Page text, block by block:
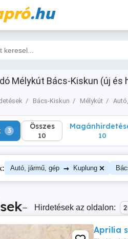
.hu
Mélykút Bács-Kiskun (új és
Bács-Kiskun Mélykút
3 Összes
10
3 Összes
10 10
Autó, jármű, gép → Kuplung
– Hirdetések az oldalon:
Aprilia